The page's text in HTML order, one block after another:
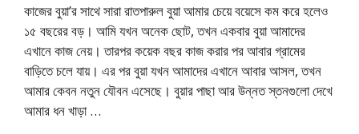
কাজের বুয়া’র সাথে সারা রাতপারুল বুয়া আমার চেয়ে বয়েসে কম করে হলেও
১৫ বছরের বড়। আমি যখন অনেক ছোট, তখন একবার বুয়া আমাদের
এখানে কাজ নেয়। তারপর কয়েক বছর কাজ করার পর আবার গ্রামের
বাড়িতে চলে যায়। এর পর বুয়া যখন আমাদের এখানে আবার আসল, তখন
আমার কেবন নতুন যৌবন এসেছে। বুয়ার পাছা আর উন্নত স্তনগুলো দেখে
আমার ধন খাড়া …